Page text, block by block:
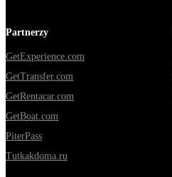
Partnerzy
GetExperience.com
GetTransfer.com
GetRentacar.com
GetBoat.com
PiterPass
Tutkakdoma.ru